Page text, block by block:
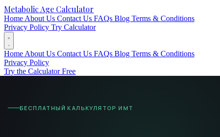
Metabolic Age Calculator
Home About Us Contact Us FAQs Blog Terms & Conditions
Privacy Policy Try Calculator
Home About Us Contact Us FAQs Blog Terms & Conditions
Privacy Policy
Try the Calculator Free
БЕСПЛАТНЫЙ КАЛЬКУЛЯТОР ИМТ